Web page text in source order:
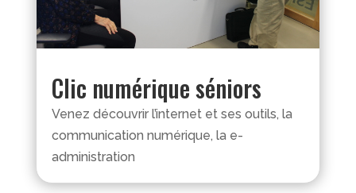
Clic numérique séniors
Venez découvrir l’internet et ses outils, la
communication numérique, la e-
administration